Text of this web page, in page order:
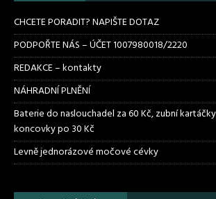
CHCETE PORADIT? NAPIŠTE DOTAZ
PODPOŘTE NÁS – ÚČET 1007980018/2220
REDAKCE – kontakty
NÁHRADNÍ PLNĚNÍ
Baterie do naslouchadel za 60 Kč, zubní
koncovky po 30 Kč
Levně jednorázové močové cévky